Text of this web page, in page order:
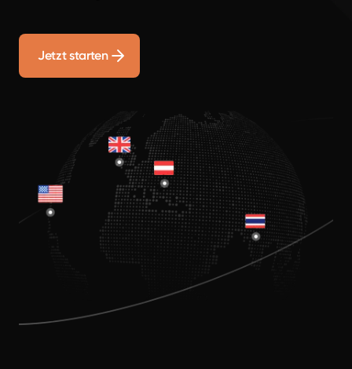
Jetzt starten